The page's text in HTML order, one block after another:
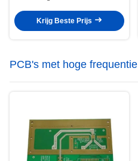
Krijg Beste Prijs
PCB's met hoge frequentie